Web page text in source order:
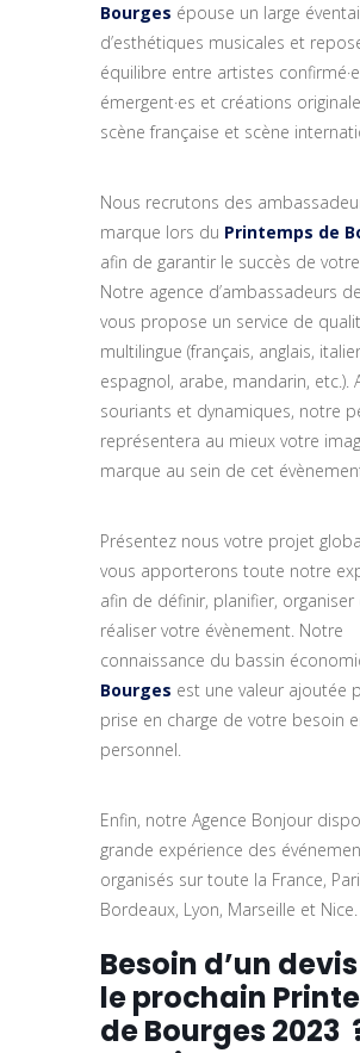
Bourges épouse un large
d’esthétiques musicales et
équilibre entre artistes
émergent·es et créations
scène française et scène
Nous recrutons des
marque lors du Printemps de
afin de garantir le succès de
Notre agence d’ambassadeurs
vous propose un service de
multilingue (français, anglais,
espagnol, arabe, mandarin, etc.).
souriants et dynamiques, notre
représentera au mieux votre
marque au sein de cet
Présentez nous votre projet
vous apporterons toute notre
afin de définir, planifier, organiser
réaliser votre évènement. Notre
connaissance du bassin
Bourges est une valeur ajoutée
prise en charge de votre besoin
personnel.
Enfin, notre Agence Bonjour
grande expérience des
organisés sur toute la France,
Bordeaux, Lyon, Marseille et Nice.
Besoin d’un
le prochain
de Bourges 2023